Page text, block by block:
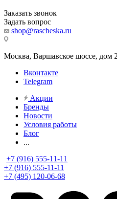
Заказать звонок
Задать вопрос
shop@rascheska.ru
Москва, Варшавское шоссе, дом
Вконтакте
Telegram
Акции
Бренды
Новости
Условия работы
Блог
...
+7 (916) 555-11-11
+7 (916) 555-11-11
+7 (495) 120-06-68